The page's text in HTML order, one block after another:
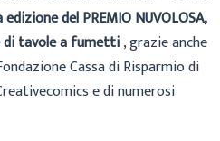
edizione del PREMIO NUVOLOSA,
di tavole a fumetti, grazie anche
Cassa di Risparmio di
e di numerosi